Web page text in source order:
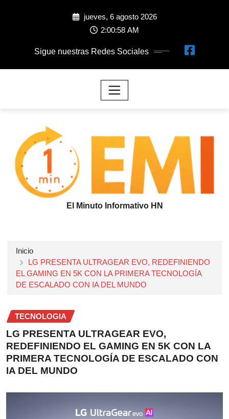
jueves, 6 agosto 2026
2:00:59 AM
Sigue nuestras Redes Sociales
El Minuto Informativo HN
Inicio
LG PRESENTA ULTRAGEAR EVO, REDEFINIENDO
EL GAMING EN 5K CON LA PRIMERA TECNOLOGÍA
DE ESCALADO CON IA DEL MUNDO
TECNOLOGIA
LG PRESENTA ULTRAGEAR EVO,
REDEFINIENDO EL GAMING EN 5K CON LA
PRIMERA TECNOLOGÍA DE ESCALADO CON
IA DEL MUNDO